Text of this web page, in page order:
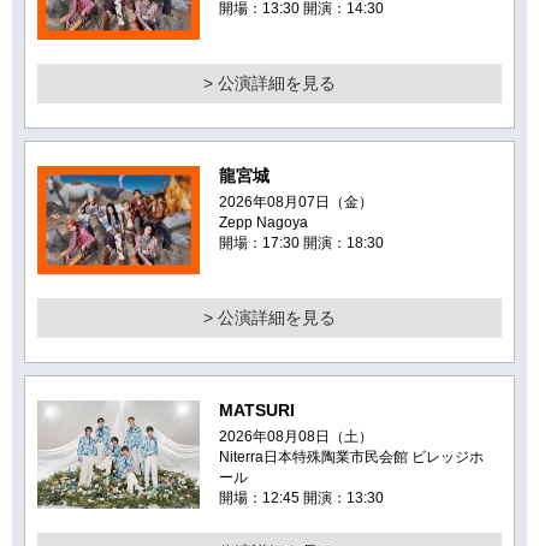
開場：13:30 開演：14:30
> 公演詳細を見る
龍宮城
2026年08月07日（金）
Zepp Nagoya
開場：17:30 開演：18:30
> 公演詳細を見る
MATSURI
2026年08月08日（土）
Niterra日本特殊陶業市民会館 ビレッジホ
ール
開場：12:45 開演：13:30